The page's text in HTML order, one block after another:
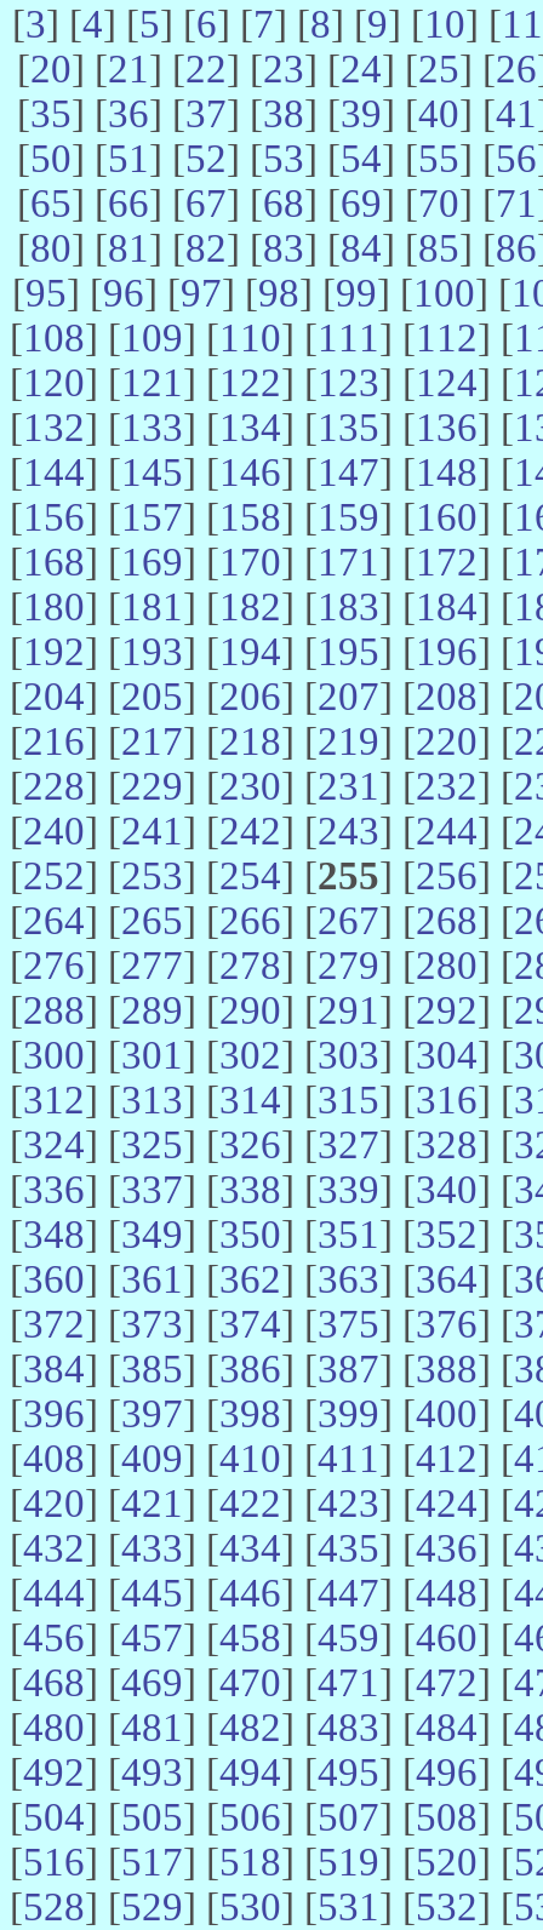
[3] [4] [5] [6] [7] [8] [9] [10] [11
[20] [21] [22] [23] [24] [25] [26
[35] [36] [37] [38] [39] [40] [41
[50] [51] [52] [53] [54] [55] [56
[65] [66] [67] [68] [69] [70] [71
[80] [81] [82] [83] [84] [85] [86
[95] [96] [97] [98] [99] [100] [
[108] [109] [110] [111] [112] [
[120] [121] [122] [123] [124] [
[132] [133] [134] [135] [136] [
[144] [145] [146] [147] [148] [
[156] [157] [158] [159] [160] [
[168] [169] [170] [171] [172] [
[180] [181] [182] [183] [184] [
[192] [193] [194] [195] [196] [
[204] [205] [206] [207] [208] [
[216] [217] [218] [219] [220] [
[228] [229] [230] [231] [232] [
[240] [241] [242] [243] [244] [
[252] [253] [254] [255] [256] [
[264] [265] [266] [267] [268] [
[276] [277] [278] [279] [280] [
[288] [289] [290] [291] [292] [
[300] [301] [302] [303] [304] [
[312] [313] [314] [315] [316] [
[324] [325] [326] [327] [328] [
[336] [337] [338] [339] [340] [
[348] [349] [350] [351] [352] [
[360] [361] [362] [363] [364] [
[372] [373] [374] [375] [376] [
[384] [385] [386] [387] [388] [
[396] [397] [398] [399] [400] [
[408] [409] [410] [411] [412] [
[420] [421] [422] [423] [424] [
[432] [433] [434] [435] [436] [
[444] [445] [446] [447] [448] [
[456] [457] [458] [459] [460] [
[468] [469] [470] [471] [472] [
[480] [481] [482] [483] [484] [
[492] [493] [494] [495] [496] [
[504] [505] [506] [507] [508] [
[516] [517] [518] [519] [520] [
[528] [529] [530] [531] [532] [